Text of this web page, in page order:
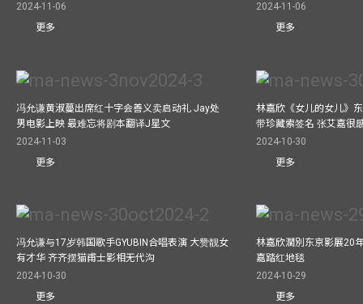
2024-11-06
更多
2024-11-06
更多
冯允谦黄淑蔓出席红十字会善义卖启动礼 Jay处
男电影上映 最难忘将剧本翻译J星文
2024-11-03
更多
林嘉欣《女儿的女儿》
带珍藏索签名 张艾嘉很
2024-10-30
更多
冯允谦与17岁韩国歌手GYUBIN合唱表演 大赞靓女
有才华 齐齐摆猫甫士影相无代沟
2024-10-30
更多
林嘉欣濶別东京影展20
嘉踏红地毯
2024-10-29
更多